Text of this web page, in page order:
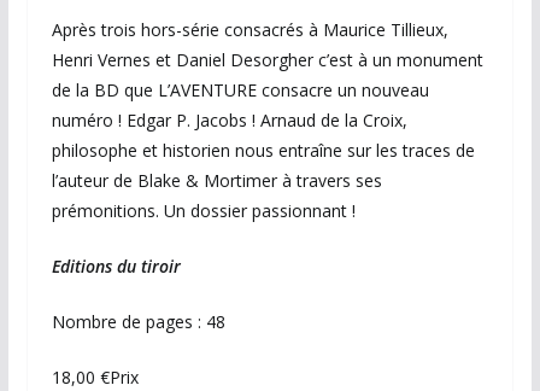
Après trois hors-série consacrés à Maurice Tillieux,
Henri Vernes et Daniel Desorgher c’est à un monument
de la BD que L’AVENTURE consacre un nouveau
numéro ! Edgar P. Jacobs ! Arnaud de la Croix,
philosophe et historien nous entraîne sur les traces de
l’auteur de Blake & Mortimer à travers ses
prémonitions. Un dossier passionnant !
Editions du tiroir
Nombre de pages : 48
18,00 €Prix